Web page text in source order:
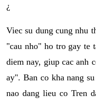
¿
Viec su dung cung nhu
"cau nho" ho tro gay te
diem nay, giup cac anh
ay". Ban co kha nang
nao dang lieu co Tren